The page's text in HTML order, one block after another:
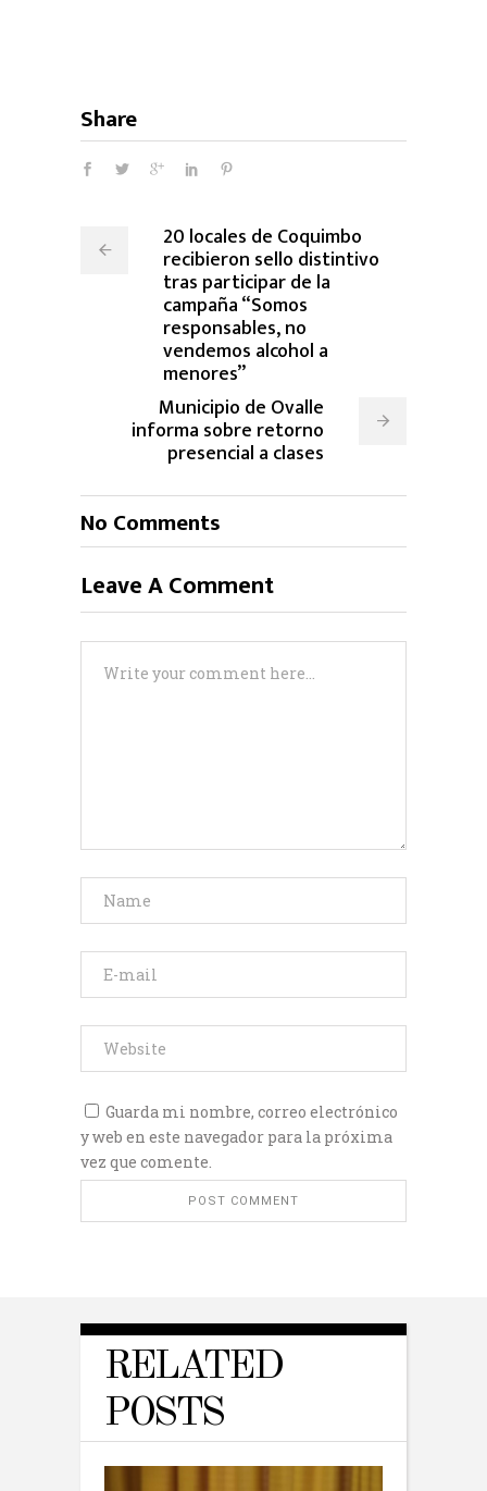
Share
20 locales de Coquimbo
recibieron sello distintivo
tras participar de la
campaña “Somos
responsables, no
vendemos alcohol a
menores”
Municipio de Ovalle
informa sobre retorno
presencial a clases
No Comments
Leave A Comment
Guarda mi nombre, correo electrónico
y web en este navegador para la próxima
vez que comente.
RELATED
POSTS